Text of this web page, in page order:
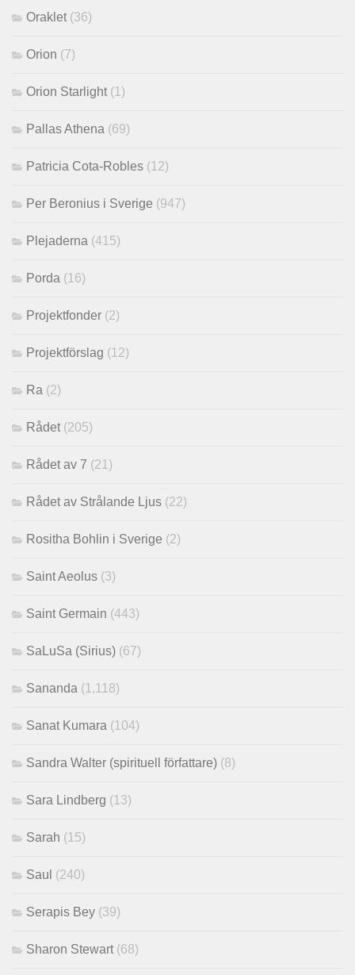
Oraklet (36)
Orion (7)
Orion Starlight (1)
Pallas Athena (69)
Patricia Cota-Robles (12)
Per Beronius i Sverige (947)
Plejaderna (415)
Porda (16)
Projektfonder (2)
Projektförslag (12)
Ra (2)
Rådet (205)
Rådet av 7 (21)
Rådet av Strålande Ljus (22)
Rositha Bohlin i Sverige (2)
Saint Aeolus (3)
Saint Germain (443)
SaLuSa (Sirius) (67)
Sananda (1,118)
Sanat Kumara (104)
Sandra Walter (spirituell författare) (8)
Sara Lindberg (13)
Sarah (15)
Saul (240)
Serapis Bey (39)
Sharon Stewart (68)